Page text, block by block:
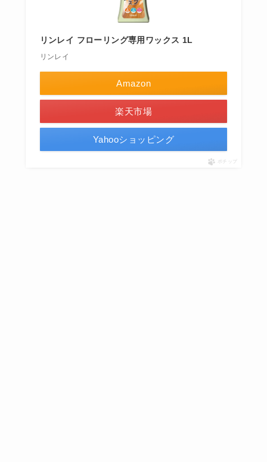
リンレイ フローリング専用ワックス 1L
リンレイ
Amazon
楽天市場
Yahooショッピング
ポチップ